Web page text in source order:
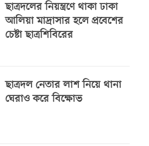
ছাত্রদলের নিয়ন্ত্রণে থাকা ঢাকা
আলিয়া মাদ্রাসার হলে প্রবেশের
চেষ্টা ছাত্রশিবিরের
ছাত্রদল নেতার লাশ নিয়ে থানা
ঘেরাও করে বিক্ষোভ